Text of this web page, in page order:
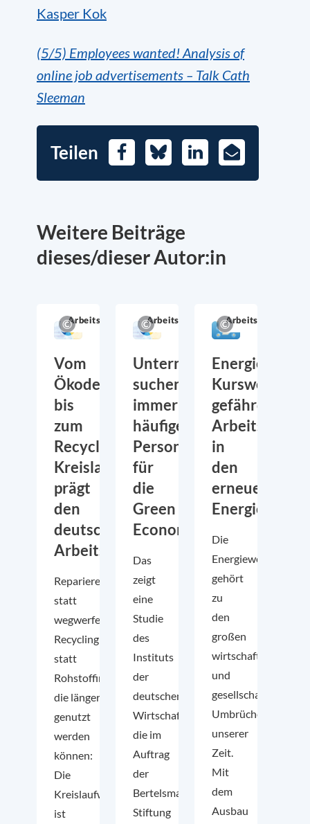
Kasper Kok
(5/5) Employees wanted! Analysis of
online job advertisements – Talk Cath
Sleeman
Teilen FacebookBlueskyLinkedIn
E-
Mail
Weitere Beiträge
dieses/dieser Autor:in
Arbeitsmarkt
Vom
Ökodesign
bis
zum
Recycling:
Kreislaufwirtschaft
prägt
den
deutschen
Arbeitsmarkt
Reparieren
statt
wegwerfen,
Recycling
statt
Rohstoffimporte und Produkte,
die länger
genutzt
werden
können:
Die
Kreislaufwirtschaft
ist
Arbeitsmarkt
Unternehmen
suchen
immer
häufiger
Personal
für
die
Green
Economy
Das
zeigt
eine
Studie
des
Instituts
der
deutschen
Wirtschaft,
die im
Auftrag
der
Bertelsmann
Stiftung
Arbeitsmarkt
Kurswechsel
gefährdet
Arbeitsplätze
in
den
erneuerbaren
Energien
Die
Energiewende
gehört
zu
den
großen
wirtschaftlichen
und
gesellschaftlichen
Umbrüchen
unserer
Zeit.
Mit
dem
Ausbau